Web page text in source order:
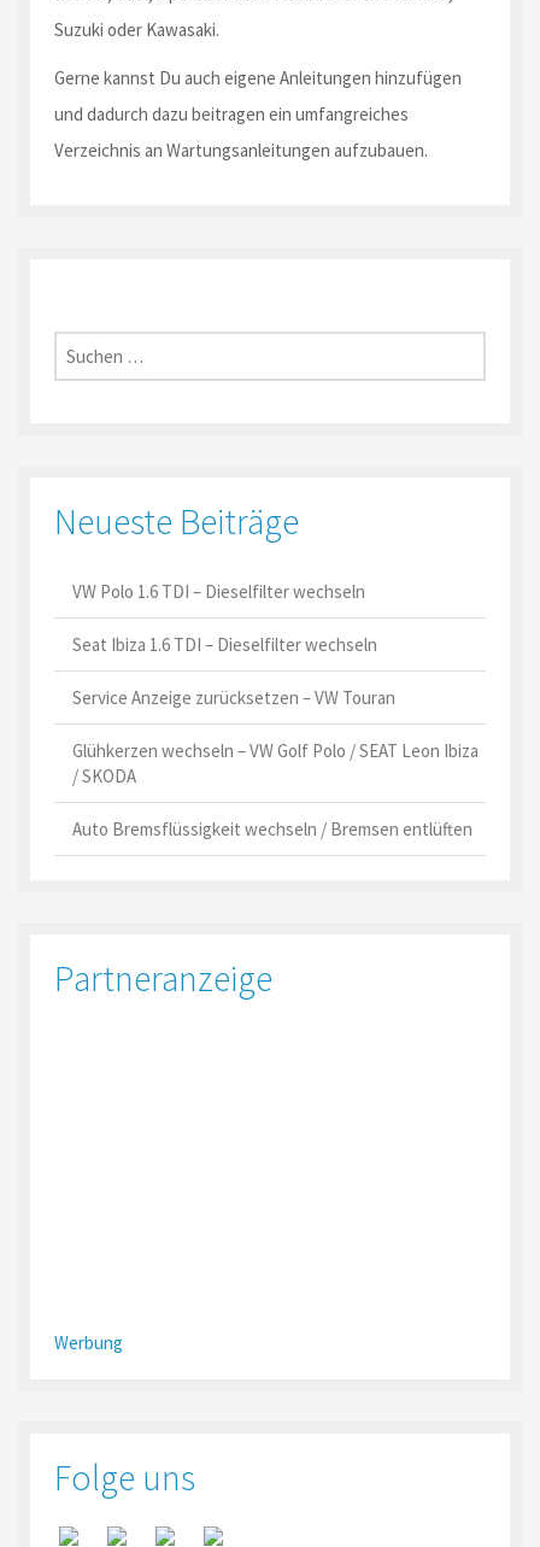
Suzuki oder Kawasaki.
Gerne kannst Du auch eigene Anleitungen hinzufügen
und dadurch dazu beitragen ein umfangreiches
Verzeichnis an Wartungsanleitungen aufzubauen.
Suche
nach:
Neueste Beiträge
VW Polo 1.6 TDI – Dieselfilter wechseln
Seat Ibiza 1.6 TDI – Dieselfilter wechseln
Service Anzeige zurücksetzen – VW Touran
Glühkerzen wechseln – VW Golf Polo / SEAT Leon Ibiza
/ SKODA
Auto Bremsflüssigkeit wechseln / Bremsen entlüften
Partneranzeige
Werbung
Folge uns